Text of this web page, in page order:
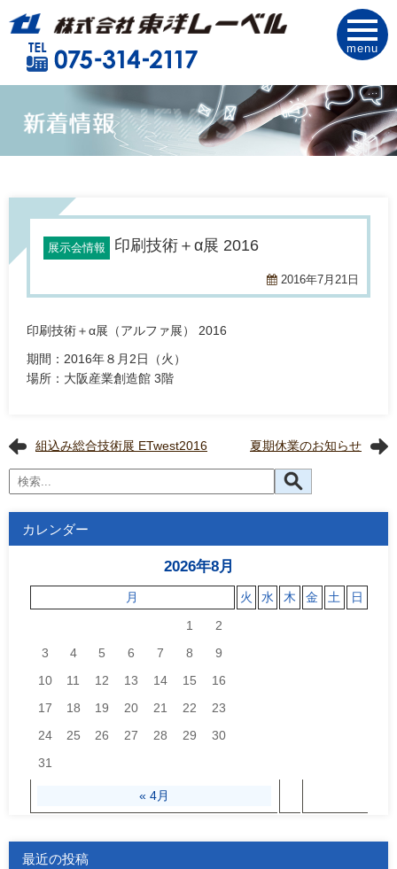
menu
展示会情報 印刷技術＋α展 2016
2016年7月21日
印刷技術＋α展（アルファ展） 2016
期間：2016年８月2日（火）
場所：大阪産業創造館 3階
組込み総合技術展 ETwest2016 夏期休業のお知らせ
カレンダー
2026年8月
月 火 水 木 金 土 日
« 4月
1
2
3
4 5 6 7 8
9
10
11 12 13 14 15
16
17
18 19 20 21 22
23
24
25 26 27 28 29
30
31
最近の投稿